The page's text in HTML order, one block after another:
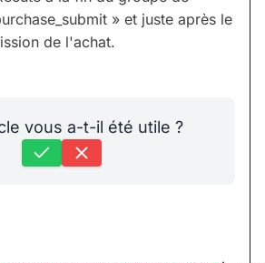
» et juste après le
de l'achat.
vous a-t-il été utile ?